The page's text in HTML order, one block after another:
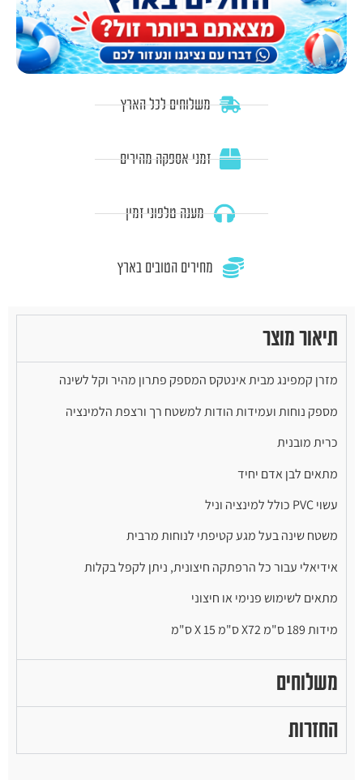
משלוחים לכל הארץ
זמני אספקה מהירים
מענה טלפוני זמין
מחירים הטובים בארץ
תיאור מוצר
מזרן קמפינג מבית אינטקס המספק פתרון מהיר וקל לשינה
מספק נוחות ועמידות הודות למשטח רך ורצפת הלמינציה
כרית מובנית
מתאים לבן אדם יחיד
עשוי PVC כולל למינציה וניל
משטח שינה בעל מגע קטיפתי לנוחות מרבית
אידיאלי עבור כל הרפתקה חיצונית, ניתן לקפל בקלות
מתאים לשימוש פנימי או חיצוני
מידות 189 ס"מ X72 ס"מ X 15 ס"מ
משלוחים
החזרות